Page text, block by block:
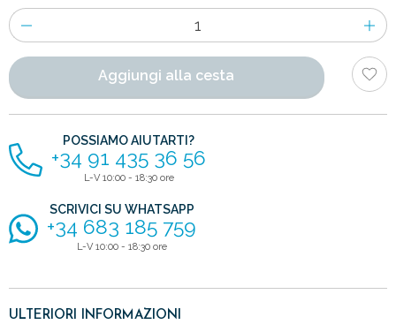
Numero
di
articoli
Aggiungi alla cesta
POSSIAMO AIUTARTI?
+34 91 435 36 56
L-V 10:00 - 18:30 ore
SCRIVICI SU WHATSAPP
+34 683 185 759
L-V 10:00 - 18:30 ore
ULTERIORI INFORMAZIONI